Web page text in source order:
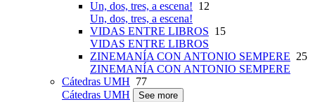
Un, dos, tres, a escena! 12
Un, dos, tres, a escena!
VIDAS ENTRE LIBROS 15
VIDAS ENTRE LIBROS
ZINEMANÍA CON ANTONIO SEMPERE 25
ZINEMANÍA CON ANTONIO SEMPERE
Cátedras UMH 77
Cátedras UMH
See more